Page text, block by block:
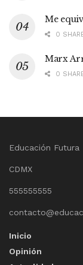
Me
0
Marx
0
Educación Futura
CDMX
555555555
Inicio
Opinión